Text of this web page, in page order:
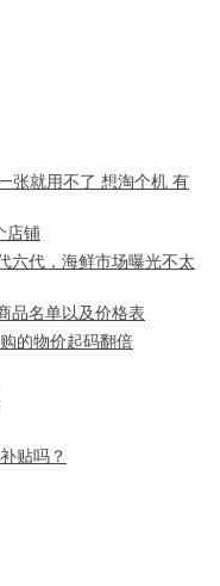
张就用不了 想淘个机 有
店铺
六代，海鲜市场曝光不太
品名单以及价格表
的物价起码翻倍
贴吗？